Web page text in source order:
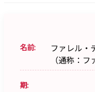
名前:
ファレル・
（通称：フ
期: